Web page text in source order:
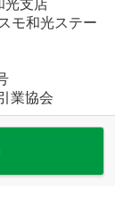
光支店
モ和光ステー
業協会